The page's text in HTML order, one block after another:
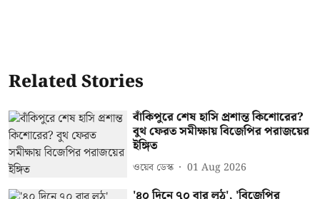
Related Stories
বাঁকিপুরে শেষ হাসি প্রশান্ত কিশোরের?
বুথ ফেরত সমীক্ষায় বিজেপির পরাজয়ের
ইঙ্গিত
ওয়েব ডেস্ক 01 Aug 2026